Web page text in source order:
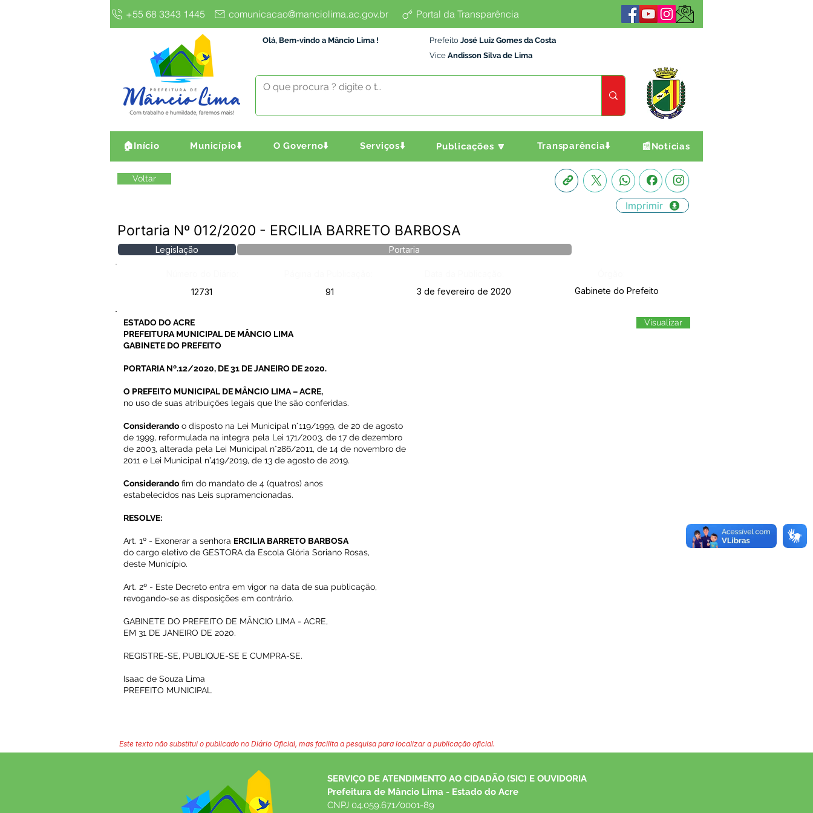
+55 68 3343 1445 comunicacao@manciolima.ac.gov.br Portal da Transparência
Olá, Bem-vindo a Mâncio Lima ! Prefeito José Luiz Gomes da Costa
Vice Andisson Silva de Lima
🏠Início Município⬇️ O Governo⬇️ Serviços⬇️ Publicações 🔽 Transparência⬇️ 📰Notícias
Voltar
Imprimir
Portaria Nº 012/2020 - ERCILIA BARRETO BARBOSA
Legislação Portaria
12731
91 3 de fevereiro de 2020 Gabinete do Prefeito
ESTADO DO ACRE
PREFEITURA MUNICIPAL DE MÂNCIO LIMA
GABINETE DO PREFEITO
PORTARIA Nº.12/2020, DE 31 DE JANEIRO DE 2020.
O PREFEITO MUNICIPAL DE MÂNCIO LIMA – ACRE,
no uso de suas atribuições legais que lhe são conferidas.
Considerando o disposto na Lei Municipal n°119/1999, de 20 de agosto
de 1999, reformulada na integra pela Lei 171/2003, de 17 de dezembro
de 2003, alterada pela Lei Municipal n°286/2011, de 14 de novembro de
2011 e Lei Municipal n°419/2019, de 13 de agosto de 2019.
Considerando fim do mandato de 4 (quatros) anos
estabelecidos nas Leis supramencionadas.
RESOLVE:
Art. 1º - Exonerar a senhora ERCILIA BARRETO BARBOSA
do cargo eletivo de GESTORA da Escola Glória Soriano Rosas,
deste Município.
Art. 2º - Este Decreto entra em vigor na data de sua publicação,
revogando-se as disposições em contrário.
GABINETE DO PREFEITO DE MÂNCIO LIMA - ACRE,
EM 31 DE JANEIRO DE 2020.
REGISTRE-SE, PUBLIQUE-SE E CUMPRA-SE.
Isaac de Souza Lima
PREFEITO MUNICIPAL
Visualizar
Este texto não substitui o publicado no Diário Oficial, mas facilita a pesquisa para localizar a publicação oficial.
SERVIÇO DE ATENDIMENTO AO CIDADÃO (SIC) E OUVIDORIA
Prefeitura de Mâncio Lima - Estado do Acre
CNPJ 04.059.671/0001-89